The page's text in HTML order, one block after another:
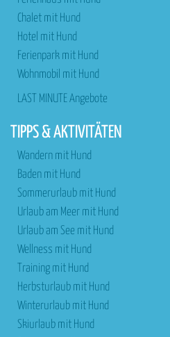
Chalet mit Hund
Hotel mit Hund
Ferienpark mit Hund
Wohnmobil mit Hund
LAST MINUTE Angebote
TIPPS & AKTIVITÄTEN
Wandern mit Hund
Baden mit Hund
Sommerurlaub mit Hund
Urlaub am Meer mit Hund
Urlaub am See mit Hund
Wellness mit Hund
Training mit Hund
Herbsturlaub mit Hund
Winterurlaub mit Hund
Skiurlaub mit Hund